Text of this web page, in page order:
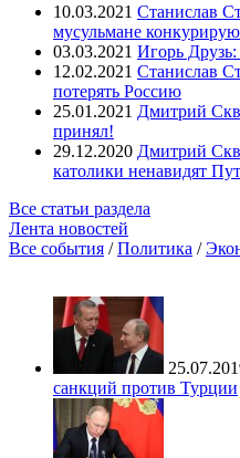
10.03.2021 Станислав
мусульмане
03.03.2021 Игорь
12.02.2021 Станислав
потерять Россию
25.01.2021 Дмитрий
принял!
29.12.2020 Дмитрий
католики ненавидят
Все статьи раздела
Лента новостей
Все события /Политика /
санкций против Турции